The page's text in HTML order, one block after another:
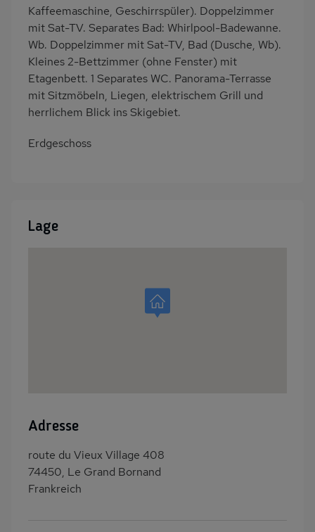
Kaffeemaschine, Geschirrspüler). Doppelzimmer
mit Sat-TV. Separates Bad: Whirlpool-Badewanne.
Wb. Doppelzimmer mit Sat-TV, Bad (Dusche, Wb).
Kleines 2-Bettzimmer (ohne Fenster) mit
Etagenbett. 1 Separates WC. Panorama-Terrasse
mit Sitzmöbeln, Liegen, elektrischem Grill und
herrlichem Blick ins Skigebiet.
Erdgeschoss
Lage
Adresse
route du Vieux Village 408
74450, Le Grand Bornand
Frankreich